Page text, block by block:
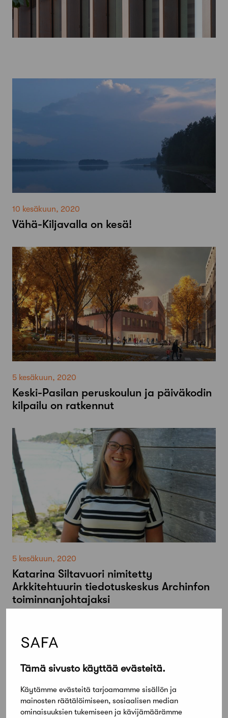
Tämä sivusto käyttää evästeitä.
Käytämme evästeitä tarjoamamme sisällön ja
mainosten räätälöimiseen, sosiaalisen median
ominaisuuksien tukemiseen ja kävijämäärämme
10 kesäkuun, 2020
Vähä-Kiljavalla on kesä!
5 kesäkuun, 2020
Keski-Pasilan peruskoulun ja päiväkodin
kilpailu on ratkennut
5 kesäkuun, 2020
Katarina Siltavuori nimitetty
Arkkitehtuurin tiedotuskeskus Archinfon
toiminnanjohtajaksi